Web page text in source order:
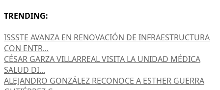
TRENDING:
ISSSTE AVANZA EN RENOVACIÓN DE INFRAESTRUCTURA
CON ENTR...
CÉSAR GARZA VILLARREAL VISITA LA UNIDAD MÉDICA
SALUD DI...
ALEJANDRO GONZÁLEZ RECONOCE A ESTHER GUERRA